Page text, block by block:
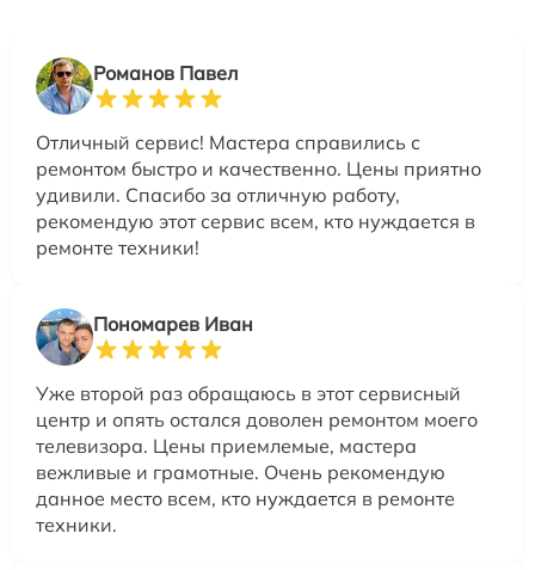
Романов Павел
Отличный сервис! Мастера справились с
ремонтом быстро и качественно. Цены приятно
удивили. Спасибо за отличную работу,
рекомендую этот сервис всем, кто нуждается в
ремонте техники!
Пономарев Иван
Уже второй раз обращаюсь в этот сервисный
центр и опять остался доволен ремонтом моего
телевизора. Цены приемлемые, мастера
вежливые и грамотные. Очень рекомендую
данное место всем, кто нуждается в ремонте
техники.